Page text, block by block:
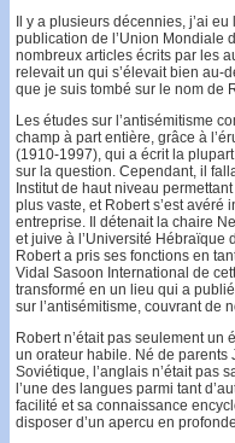
Il y a plusieurs décennies, j’ai
publication de l’Union Mondiale
nombreux articles écrits par les
relevait un qui s’élevait bien au-
que je suis tombé sur le nom de
Les études sur l’antisémitisme
champ à part entière, grâce à
(1910-1997), qui a écrit la
sur la question. Cependant, il
Institut de haut niveau
plus vaste, et Robert s’est avéré
entreprise. Il détenait la chaire
et juive à l’Université Hébraïque
Robert a pris ses fonctions en
Vidal Sasoon International de
transformé en un lieu qui a
sur l’antisémitisme, couvrant de
Robert n’était pas seulement un
un orateur habile. Né de parents
Soviétique, l’anglais n’était pas
l’une des langues parmi tant
facilité et sa connaissance
disposer d’un apercu en